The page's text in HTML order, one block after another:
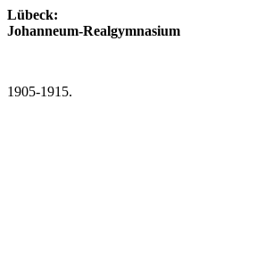
Lübeck:
Johanneum-Realgymnasium
1905-1915.